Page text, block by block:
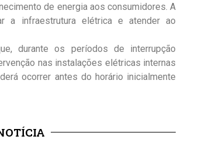
de energia aos consumidores. A
a infraestrutura elétrica e atender ao
durante os períodos de interrupção
nas instalações elétricas internas
ocorrer antes do horário inicialmente